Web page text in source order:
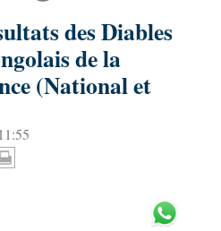
des Diables
de la
(National et